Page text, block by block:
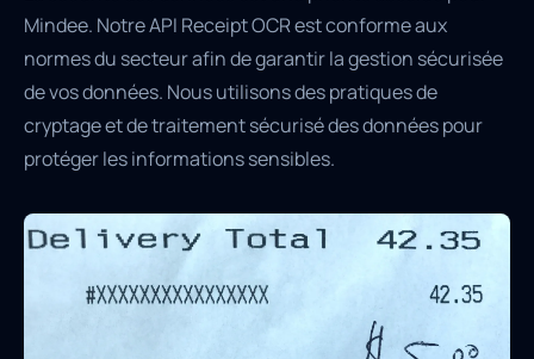
Mindee. Notre API Receipt OCR est conforme aux
normes du secteur afin de garantir la gestion sécurisée
de vos données. Nous utilisons des pratiques de
cryptage et de traitement sécurisé des données pour
protéger les informations sensibles.